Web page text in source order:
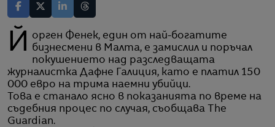
Йорген Фенек, един от най-богатите
бизнесмени в Малта, е замислил и поръчал
покушението над разследващата
журналистка Дафне Галиция, като е платил 150
000 евро на трима наемни убийци.
Това е станало ясно в показанията по време на
съдебния процес по случая, съобщава The
Guardian.